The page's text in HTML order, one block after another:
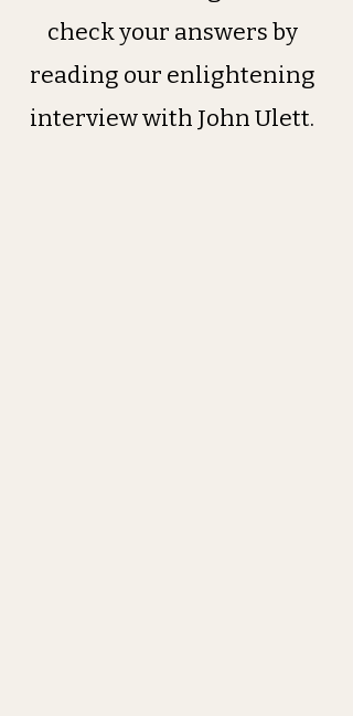
check your answers by
reading our enlightening
interview with John Ulett.